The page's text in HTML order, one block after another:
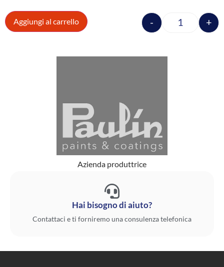
- +
Aggiungi al carrello
Azienda produttrice
Hai bisogno di aiuto?
Contattaci e ti forniremo una consulenza telefonica